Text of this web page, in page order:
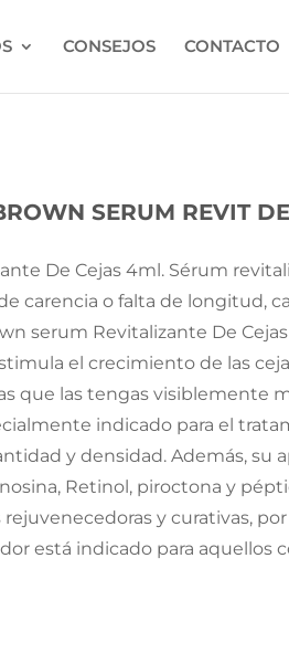
CONSEJOS CONTACTO
SERUM REVIT
De Cejas 4ml. Sérum
carencia o falta de longitud,
serum Revitalizante De
el crecimiento de las
que las tengas visiblemente
indicado para el
y densidad. Además, su
Retinol, piroctona y
y curativas, por
está indicado para aquellos